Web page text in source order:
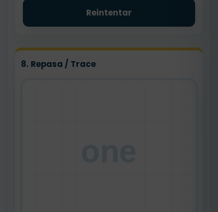
Reintentar
8. Repasa / Trace